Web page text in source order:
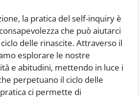
la pratica del self-inquiry è
che può aiutarci
delle rinascite. Attraverso il
esplorare le nostre
e abitudini, mettendo in luce i
perpetuano il ciclo delle
ci permette di